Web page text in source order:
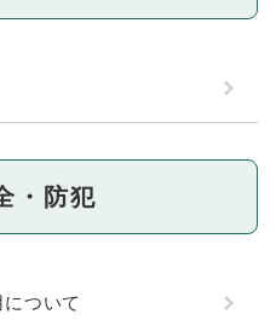
・防犯
ついて